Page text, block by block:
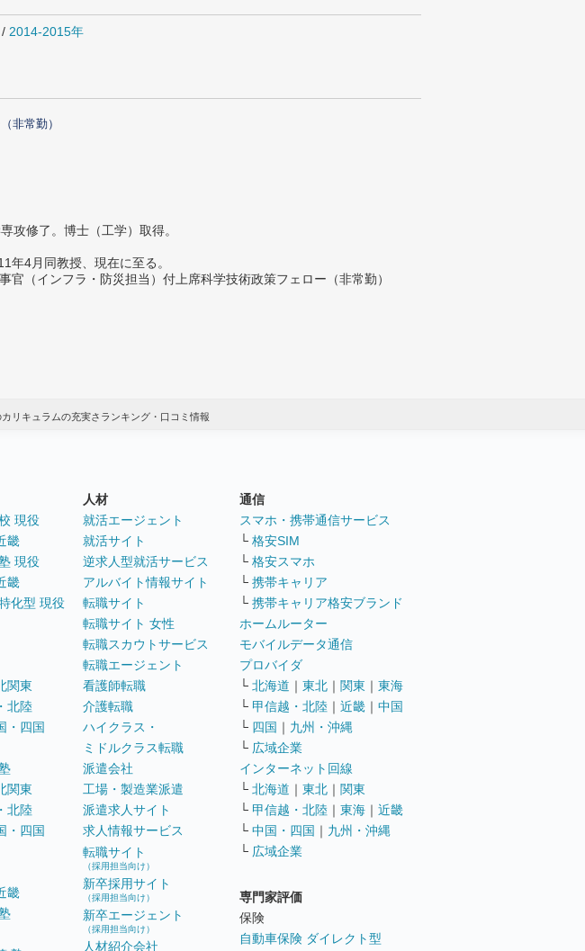
/ 2014-2015年
非常勤）
攻修了。博士（工学）取得。
年4月同教授、現在に至る。
（インフラ・防災担当）付上席科学技術政策フェロー（非常勤）
リキュラムの充実さランキング・口コミ情報
現役
畿
現役
畿
化型 現役
関東
北陸
・四国
関東
北陸
・四国
畿
人材
就活エージェント
就活サイト
逆求人型就活サービス
アルバイト情報サイト
転職サイト
転職サイト 女性
転職スカウトサービス
転職エージェント
看護師転職
介護転職
ハイクラス・
ミドルクラス転職
派遣会社
工場・製造業派遣
派遣求人サイト
求人情報サービス
転職サイト
（採用担当向け）
新卒採用サイト
（採用担当向け）
新卒エージェント
（採用担当向け）
人材紹介会社
通信
スマホ・携帯通信サービス
└ 格安SIM
└ 格安スマホ
└ 携帯キャリア
└ 携帯キャリア格安ブランド
ホームルーター
モバイルデータ通信
プロバイダ
└ 北海道 ｜ 東北 ｜ 関東 ｜ 東海
└ 甲信越・北陸 ｜ 近畿 ｜ 中国
└ 四国 ｜ 九州・沖縄
└ 広域企業
インターネット回線
└ 北海道 ｜ 東北 ｜ 関東
└ 甲信越・北陸 ｜ 東海 ｜ 近畿
└ 中国・四国 ｜ 九州・沖縄
└ 広域企業
専門家評価
保険
自動車保険 ダイレクト型